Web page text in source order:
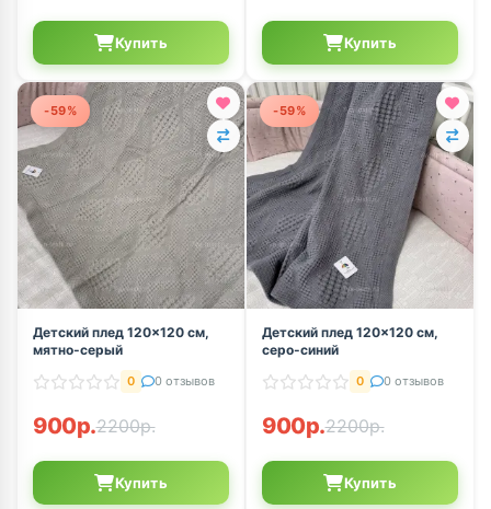
Купить Купить
-59%
Детский плед 120×120 см,
мятно-серый
0 0 отзывов
900р.2200р.
Купить
-59%
Детский плед 120×120 см,
серо-синий
0 0 отзывов
900р.2200р.
Купить